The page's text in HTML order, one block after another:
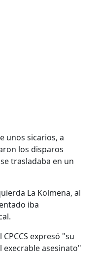
unos sicarios, a
los disparos
trasladaba en un
La Kolmena, al
iba
expresó "su
execrable asesinato"